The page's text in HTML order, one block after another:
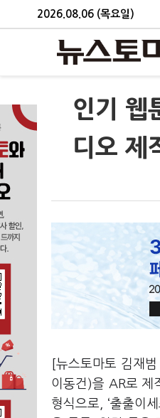
2026.08.06 (목요일)
인기 웹
디오 제
[뉴스토마토 김재
이동건)을 AR로 제
형식으로, ‘출출이